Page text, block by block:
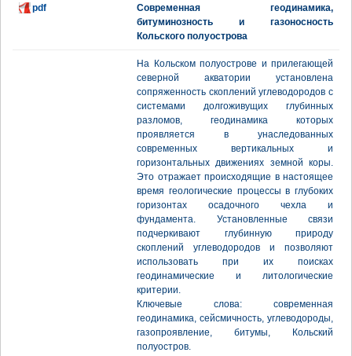
pdf
Современная геодинамика,
битуминозность и газоносность
Кольского полуострова
На Кольском полуострове и прилегающей
северной акватории установлена
сопряженность скоплений углеводородов с
системами долгоживущих глубинных
разломов, геодинамика которых
проявляется в унаследованных
современных вертикальных и
горизонтальных движениях земной коры.
Это отражает происходящие в настоящее
время геологические процессы в глубоких
горизонтах осадочного чехла и
фундамента. Установленные связи
подчеркивают глубинную природу
скоплений углеводородов и позволяют
использовать при их поисках
геодинамические и литологические
критерии.
Ключевые слова: современная
геодинамика, сейсмичность, углеводороды,
газопроявление, битумы, Кольский
полуостров.